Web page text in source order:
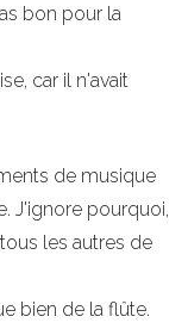
bon pour la
car il n'avait
de musique
J'ignore pourquoi,
les autres de
bien de la flûte.